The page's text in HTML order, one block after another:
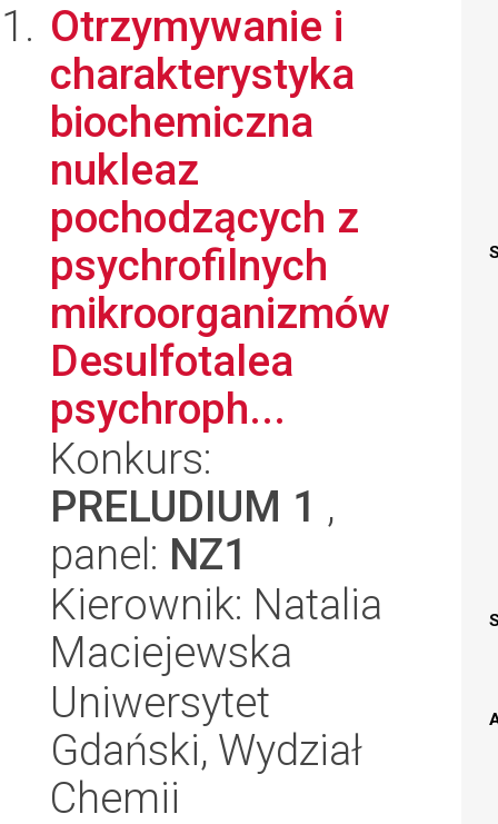
Otrzymywanie i
charakterystyka
biochemiczna
nukleaz
pochodzących z
psychrofilnych
mikroorganizmów
Desulfotalea
psychroph...
Konkurs:
PRELUDIUM 1 ,
panel: NZ1
Kierownik: Natalia
Maciejewska
Uniwersytet
Gdański, Wydział
Chemii